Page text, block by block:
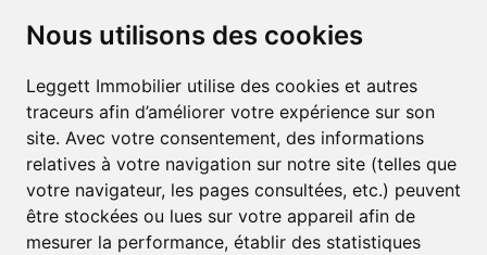
Nous utilisons des cookies
Leggett Immobilier utilise des cookies et autres
traceurs afin d’améliorer votre expérience sur son
site. Avec votre consentement, des informations
relatives à votre navigation sur notre site (telles que
votre navigateur, les pages consultées, etc.) peuvent
être stockées ou lues sur votre appareil afin de
mesurer la performance, établir des statistiques
S’abonner à la lettre d’informations
Prénom* Nom*
E-mail*